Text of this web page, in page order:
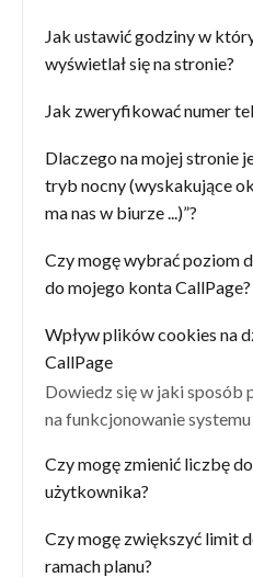
Jak ustawić godziny w
wyświetlał się na stronie?
Jak zweryfikować numer
Dlaczego na mojej stronie
tryb nocny (wyskakujące
ma nas w biurze ...)”?
Czy mogę wybrać poziom
do mojego konta CallPage?
Wpływ plików cookies na
CallPage
Dowiedz się w jaki sposób
na funkcjonowanie
Czy mogę zmienić liczbę
użytkownika?
Czy mogę zwiększyć limit
ramach planu?